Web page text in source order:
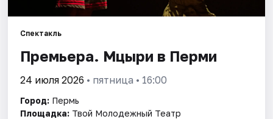
Города
Площадки
Артисты
Спектакль
Премьера. Мцыри в Перми
24 июля 2026 • пятница • 16:00
Город: Пермь
Площадка: Твой Молодежный Театр